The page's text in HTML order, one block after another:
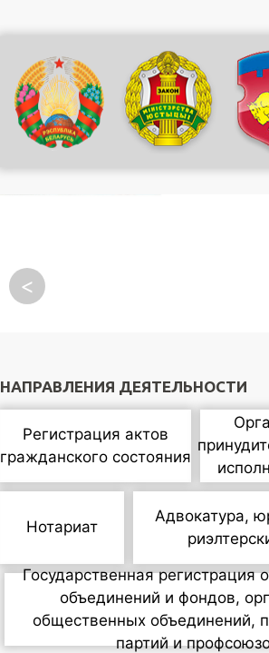
<
НАПРАВЛЕНИЯ ДЕЯТЕЛЬНОСТИ
Регистрация актов
гражданского состояния
Нотариат
Адвокатура,
Государственная регистрация
объединений и фондов,
общественных объединений,
партий и